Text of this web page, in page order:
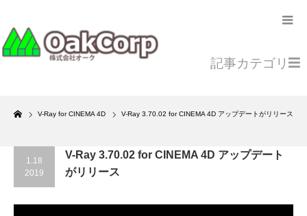
Home
V-Ray for CINEMA 4D V-Ray 3.70.02 for CINEMA 4D アップデートがリリース
記事カテゴリ
1.18
2019
V-Ray 3.70.02 for CINEMA 4D アップデート
がリリース